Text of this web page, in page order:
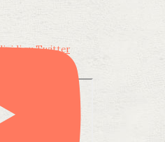
su Twitter